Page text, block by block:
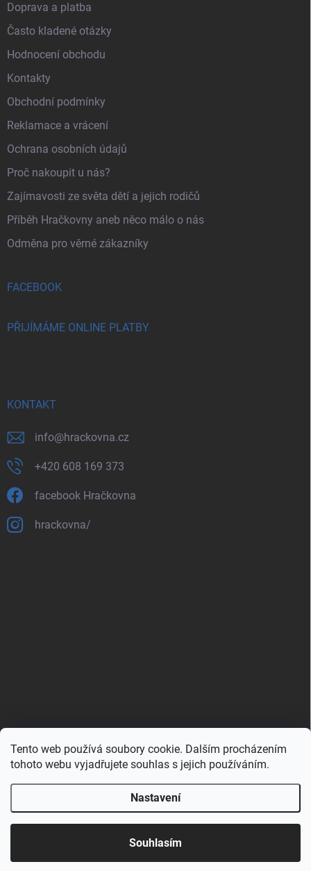
Tento web používá soubory cookie. Dalším procházením
tohoto webu vyjadřujete souhlas s jejich používáním.
Nastavení
Souhlasím
Doprava a platba
Často kladené otázky
Hodnocení obchodu
Kontakty
Obchodní podmínky
Reklamace a vrácení
Ochrana osobních údajů
Proč nakoupit u nás?
Zajímavosti ze světa dětí a jejich rodičů
Příběh Hračkovny aneb něco málo o nás
Odměna pro věrné zákazníky
FACEBOOK
PŘIJÍMÁME ONLINE PLATBY
KONTAKT
info@hrackovna.cz
+420 608 169 373
facebook Hračkovna
hrackovna/
Zboží.cz Heureka.cz Porovnávač.cz